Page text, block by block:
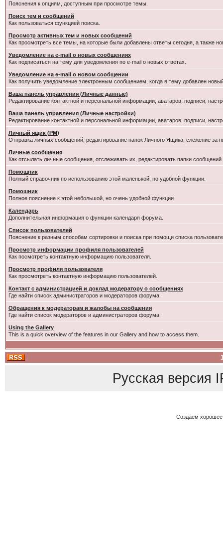
Пояснения к опциям, доступным при просмотре темы.
Поиск тем и сообщений
Как пользоваться функцией поиска.
Просмотр активных тем и новых сообщений
Как просмотреть все темы, на которые были добавлены ответы сегодня, а также
Уведомление на e-mail о новых сообщениях
Как подписаться на тему для уведомления по e-mail о новых ответах.
Уведомление на е-mail о новом сообщении
Как получить уведомление электронным сообщением, когда в тему добавлен
Ваша панель управления (Личные данные)
Редактирование контактной и персональной информации, аватаров, подписи,
Ваша панель управления (Личные настройки)
Редактирование контактной и персональной информации, аватаров, подписи,
Личный ящик (PM)
Отправка личных сообщений, редактирование папок Личного Ящика, слежение за
Личные сообщения
Как отсылать личные сообщения, отслеживать их, редактировать папки
Помощник
Полный справочник по использованию этой маленькой, но удобной функции.
Помошник
Полное пояснение к этой небольшой, но очень удобной функции
Календарь
Дополнительная информация о функции календаря форума.
Список пользователей
Пояснение к разным способам сортировки и поиска при помощи списка
Просмотр информации профиля пользователей
Как посмотреть контактную информацию пользователя.
Просмотр профиля пользователя
Как просмотреть контактную информацию пользователей.
Контакт с администрацией и доклад модератору о сообщениях
Где найти список администраторов и модераторов форума.
Обращения к модераторам и жалобы на сообщения
Где найти список модераторов и администраторов форума.
Using the Gallery
This is a quick overview of the features in our Gallery and how to access them.
Русская версия
Создаем